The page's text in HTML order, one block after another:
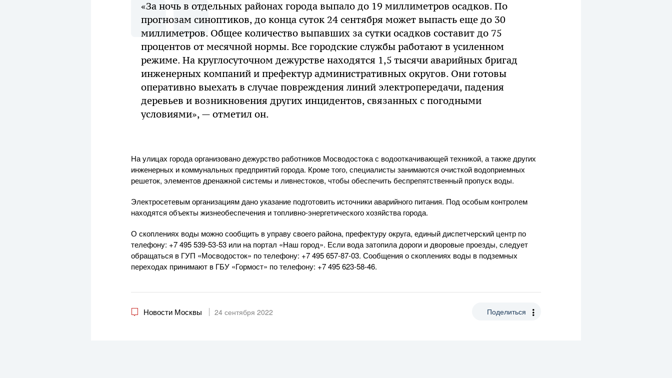
«За ночь в отдельных районах города выпало до 19 миллиметров осадков. По
прогнозам синоптиков, до конца суток 24 сентября может выпасть еще до 30
миллиметров. Общее количество выпавших за сутки осадков составит до 75
процентов от месячной нормы. Все городские службы работают в усиленном
режиме. На круглосуточном дежурстве находятся 1,5 тысячи аварийных бригад
инженерных компаний и префектур административных округов. Они готовы
оперативно выехать в случае повреждения линий электропередачи, падения
деревьев и возникновения других инцидентов, связанных с погодными
условиями», — отметил он.
На улицах города организовано дежурство работников Мосводостока с водооткачивающей техникой, а также других
инженерных и коммунальных предприятий города. Кроме того, специалисты занимаются очисткой водоприемных
решеток, элементов дренажной системы и ливнестоков, чтобы обеспечить беспрепятственный пропуск воды.
Электросетевым организациям дано указание подготовить источники аварийного питания. Под особым контролем
находятся объекты жизнеобеспечения и топливно-энергетического хозяйства города.
О скоплениях воды можно сообщить в управу своего района, префектуру округа, единый диспетчерский центр по
телефону: +7 495 539-53-53 или на портал «Наш город». Если вода затопила дороги и дворовые проезды, следует
обращаться в ГУП «Мосводосток» по телефону: +7 495 657-87-03. Сообщения о скоплениях воды в подземных
переходах принимают в ГБУ «Гормост» по телефону: +7 495 623-58-46.
Новости Москвы 24 сентября 2022 Поделиться